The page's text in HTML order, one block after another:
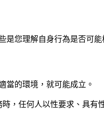
是您理解自身行為是否可能
當的環境，就可能成立。
，任何人以性要求、具